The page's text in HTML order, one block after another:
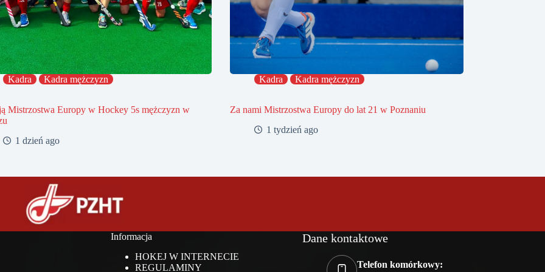
Kadra Kadra mężczyzn
Mistrzostwa Europy w Hockey 5s mężczyzn w
1 dzień ago
Kadra Kadra mężczyzn
Za nami Mistrzostwa Europy do lat 21 w Poznaniu
1 tydzień ago
Informacja
HOKEJ W INTERNECIE
REGULAMINY
Dane kontaktowe
Telefon komórkowy: